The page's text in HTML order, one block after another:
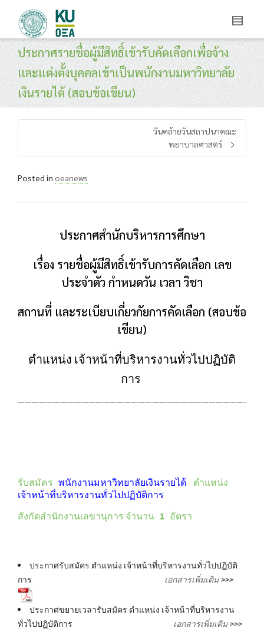
ประกาศรายชื่อผู้มีสิทธิ์เข้ารับคัดเลือกเพื่อจ้าง
และแต่งตั้งบุคคลเข้าเป็นพนักงานมหาวิทยาลัย
เงินรายได้ (สอบข้อเขียน)
วันคล้ายวันสถาปนาคณะ
พยาบาลศาสตร์
Posted in oeanews
ประกาศสำนักบริหารการศึกษา
เรื่อง รายชื่อผู้มีสิทธิ์เข้ารับการคัดเลือก เลข
ประจำตัว กำหนดวัน เวลา วิชา
สถานที่ และระเบียบเกี่ยวกัยการคัดเลือก (สอบข้อ
เขียน)
ตำแหน่ง เจ้าหน้าที่บริหารงานทั่วไปปฏิบัติ
การ
รับสมัคร พนักงานมหาวิทยาลัยเงินรายได้ ตำแหน่ง
เจ้าหน้าที่บริหารงานทั่วไปปฏิบัติการ
สังกัดสำนักงานเลขานุการ จำนวน 1 อัตรา
ประกาศรับสมัคร ตำแหน่ง เจ้าหน้าที่บริหารงานทั่วไปปฏิบัติ
การ เอกสารเพิ่มเติม >>>
ประกาศขยายเวลารับสมัคร ตำแหน่ง เจ้าหน้าที่บริหารงาน
ทั่วไปปฏิบัติการ เอกสารเพิ่มเติม >>>